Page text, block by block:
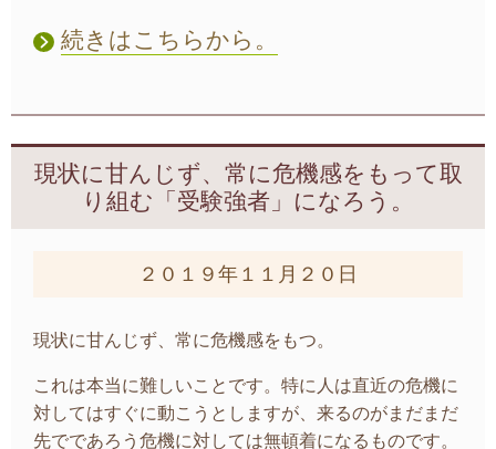
続きはこちらから。
現状に甘んじず、常に危機感をもって取
り組む「受験強者」になろう。
２０１９年１１月２０日
現状に甘んじず、常に危機感をもつ。
これは本当に難しいことです。特に人は直近の危機に
対してはすぐに動こうとしますが、来るのがまだまだ
先でであろう危機に対しては無頓着になるものです。